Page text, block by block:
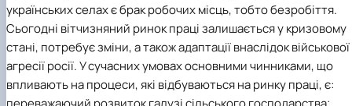
українських селах є брак робочих місць, тобто безробіття.
Сьогодні вітчизняний ринок праці залишається у кризовому
стані, потребує зміни, а також адаптації внаслідок військової
агресії росії. У сучасних умовах основними чинниками, що
впливають на процеси, які відбуваються на ринку праці, є: